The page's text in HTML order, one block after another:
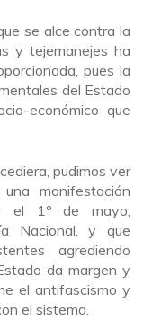
se alce contra la
y tejemanejes ha
pues la
del Estado
económico que
pudimos ver
manifestación
el 1º de mayo,
Nacional, y que
agrediendo
da margen y
el antifascismo y
el sistema.